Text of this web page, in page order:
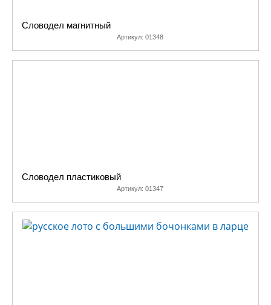
Словодел магнитный
Артикул: 01348
Словодел пластиковый
Артикул: 01347